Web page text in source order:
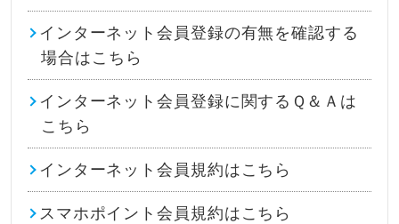
インターネット会員登録の有無を確認する
場合はこちら
インターネット会員登録に関するＱ＆Ａは
こちら
インターネット会員規約はこちら
スマホポイント会員規約はこちら